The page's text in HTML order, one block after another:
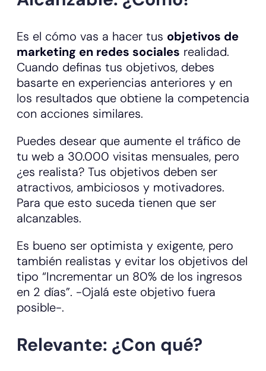
Es el cómo vas a hacer tus objetivos de
marketing en redes sociales realidad.
Cuando definas tus objetivos, debes
basarte en experiencias anteriores y en
los resultados que obtiene la competencia
con acciones similares.
Puedes desear que aumente el tráfico de
tu web a 30.000 visitas mensuales, pero
¿es realista? Tus objetivos deben ser
atractivos, ambiciosos y motivadores.
Para que esto suceda tienen que ser
alcanzables.
Es bueno ser optimista y exigente, pero
también realistas y evitar los objetivos del
tipo “Incrementar un 80% de los ingresos
en 2 días”. -Ojalá este objetivo fuera
posible-.
Relevante: ¿Con qué?